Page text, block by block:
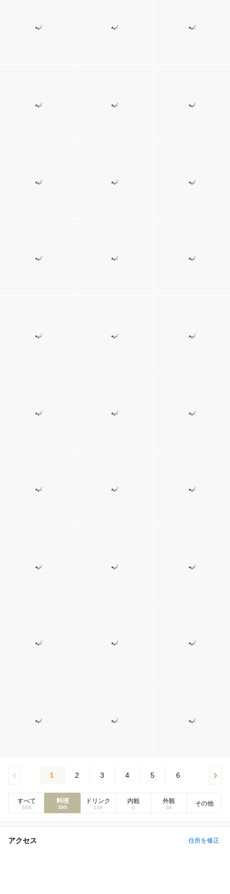
1 2 3 4 5 6
すべて
684
料理
395
ドリンク
149
内観
6
外観
34
その他
アクセス 住所を修正